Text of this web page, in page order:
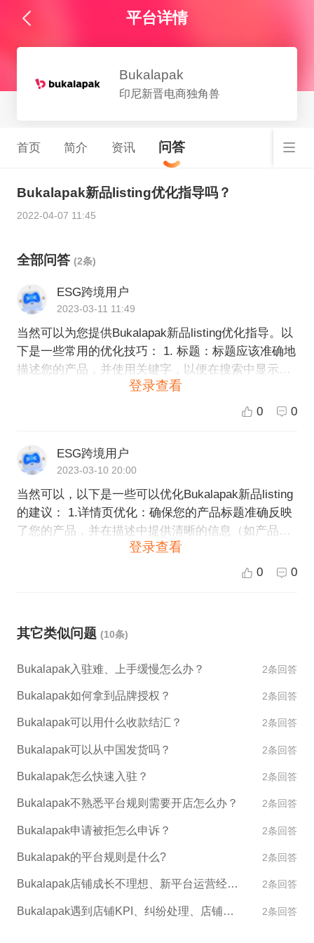
平台详情
Bukalapak
印尼新晋电商独角兽
首页 简介 资讯 问答
Bukalapak新品listing优化指导吗？
2022-04-07 11:45
全部问答 (2条)
ESG跨境用户
2023-03-11 11:49
当然可以为您提供Bukalapak新品listing优化指导。以
下是一些常用的优化技巧： 1. 标题：标题应该准确地
描述您的产品，并使用关键字，以便在搜索中显示。
2. 描述：提供清晰、简洁和有吸引力的描述，突出产
品的特点和优势。使用关键字来提高搜索排名。 3. 图
来吸引更多的买家。 5. 分类：选择正确的分类，确保
您的产品可以在正确的地方被发现。 6. 库存：确保您
的产品有足够的库存，并保持它们的可用性。 7. 物
流：提供可靠和快速的物流服务，并且与您的买家进
行沟通，让他们知道产品何时会到达。 希望这些建议
能够帮助您在Bukalapak上更好地销售您的产品。如
果您需要更多帮助，我们欢迎随时与您沟通。
登录查看
0 0
ESG跨境用户
2023-03-10 20:00
当然可以，以下是一些可以优化Bukalapak新品listing
的建议： 1.详情页优化：确保您的产品标题准确反映
了您的产品，并在描述中提供清晰的信息（如产品尺
寸、颜色、材质、功能等）。此外，您可以在详情页
中添加高质量的产品图片以吸引更多客户。 2.标签使
kalapak上定价时，请考虑到交易费用。如果您的产品
您可以使用低于竞争对手的价格吸引更多的客户。 4.
物流服务：选择可靠的物流服务，并并为您的客户提
客户可以信任您的物流服务，从而提高差评率。 5.客
户反馈：及时回复客户提出的问题和反馈，并且在服
务尽可能的贴心。这样的做法既能够建立良好的口
碑，也能够获得更多的客户。 希望上述建议对您有帮
助！
登录查看
0 0
其它类似问题 (10条)
Bukalapak入驻难、上手缓慢怎么办？ 2条回答
Bukalapak如何拿到品牌授权？ 2条回答
Bukalapak可以用什么收款结汇？ 2条回答
Bukalapak可以从中国发货吗？ 2条回答
Bukalapak怎么快速入驻？ 2条回答
Bukalapak不熟悉平台规则需要开店怎么办？ 2条回答
Bukalapak申请被拒怎么申诉？ 2条回答
Bukalapak的平台规则是什么? 2条回答
Bukalapak店铺成长不理想、新平台运营经验不足怎么办？ 2条回答
Bukalapak遇到店铺KPI、纠纷处理、店铺异常如何处理？ 2条回答